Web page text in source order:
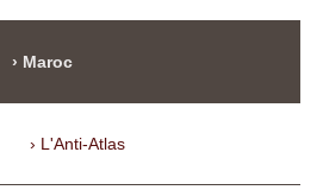
Maroc
L'Anti-Atlas